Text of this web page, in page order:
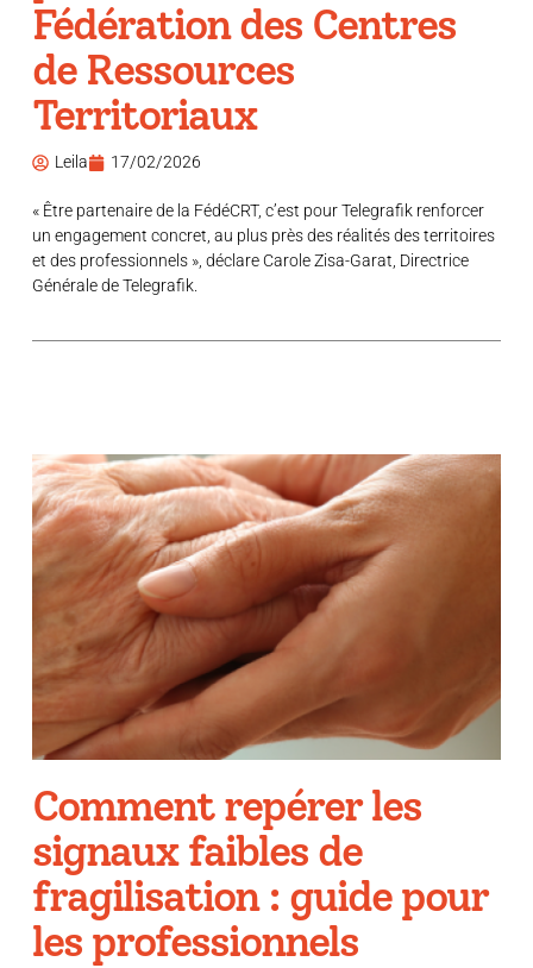
Fédération des Centres
de Ressources
Territoriaux
Leila 17/02/2026
« Être partenaire de la FédéCRT, c’est pour Telegrafik renforcer
un engagement concret, au plus près des réalités des territoires
et des professionnels », déclare Carole Zisa-Garat, Directrice
Générale de Telegrafik.
Comment repérer les
signaux faibles de
fragilisation : guide pour
les professionnels